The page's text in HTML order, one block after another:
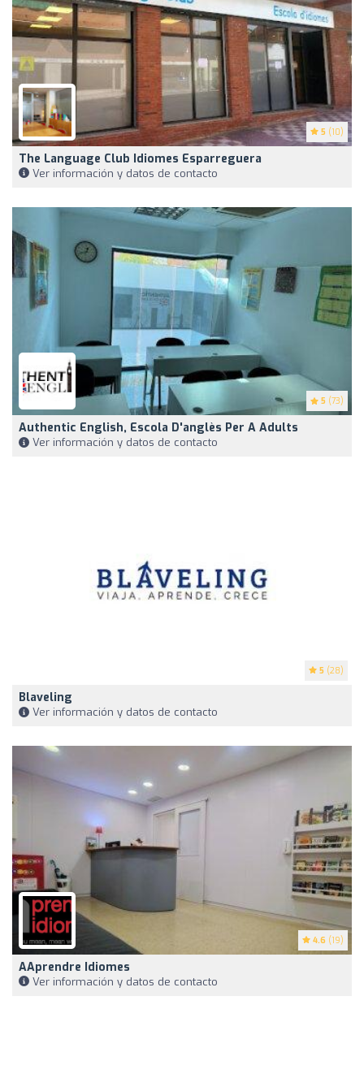
5 (10)
The Language Club Idiomes Esparreguera
Ver información y datos de contacto
5 (73)
Authentic English, Escola D'anglès Per A Adults
Ver información y datos de contacto
5 (28)
Blaveling
Ver información y datos de contacto
4.6 (19)
AAprendre Idiomes
Ver información y datos de contacto